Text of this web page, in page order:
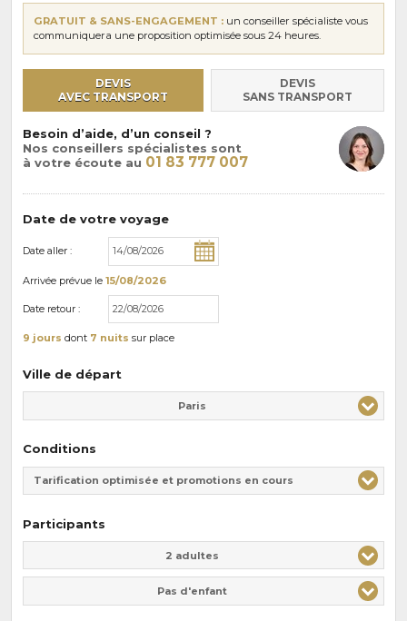
GRATUIT & SANS-ENGAGEMENT : un conseiller spécialiste vous
communiquera une proposition optimisée sous 24 heures.
DEVIS
AVEC TRANSPORT
DEVIS
SANS TRANSPORT
Besoin d’aide, d’un conseil ?
Nos conseillers spécialistes sont
à votre écoute au 01 83 777 007
Date de votre voyage
Date aller :
Arrivée prévue le 15/08/2026
Date retour :
9 jours dont 7 nuits sur place
Ville de départ
Paris
Conditions
Tarification optimisée et promotions en cours
Participants
2 adultes
Pas d'enfant